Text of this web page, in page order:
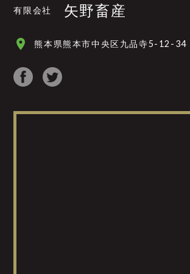
有限会社 矢野畜産
place 熊本県熊本市中央区九品寺5-12-34